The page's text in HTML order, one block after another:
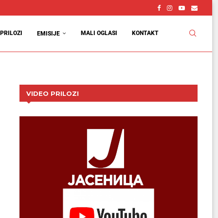
PRILOZI EMISIJE MALI OGLASI KONTAKT
VIDEO PRILOZI